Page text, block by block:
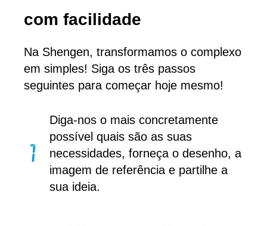
com facilidade
Na Shengen, transformamos o complexo
em simples! Siga os três passos
seguintes para começar hoje mesmo!
Diga-nos o mais concretamente
possível quais são as suas
necessidades, forneça o desenho, a
imagem de referência e partilhe a
sua ideia.